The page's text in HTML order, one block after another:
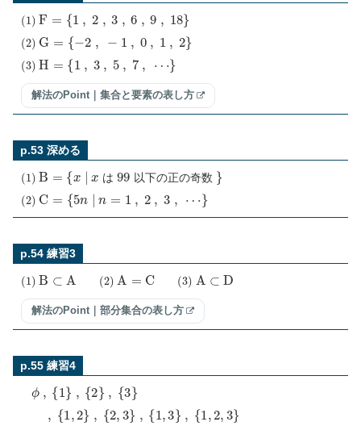
( 1) F 1 , , , , , 18 }
(2) G −2 , 0 1 2
(3) H 1 , , , ,
解法のPoint｜集合と要素の表し方
p.53 深める
( 1) B x x は 99 以下の正の奇数 }
(2) C 5n n 2 3 ⋯
p.54 練習3
( 1) B A (2) A C (3) A D
解法のPoint｜部分集合の表し方
p.55 練習4
ϕ {1 } 2} 3}
{1 2} {2, 3} 1,3 } , ,2 3}